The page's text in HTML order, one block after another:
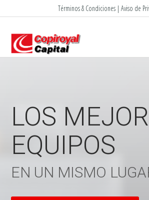
Términos & Condiciones | Aviso de
LOS
EQUIPOS
EN UN MISMO